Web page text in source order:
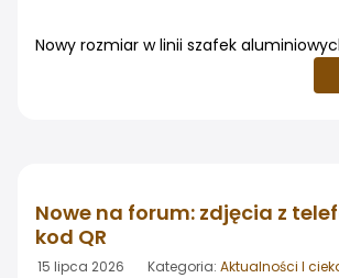
Nowy rozmiar w linii szafek
Do oferty szafek aluminiowych ROTALA
popularny rozmiar 60x40x80cm. To
Nowe na forum: zdjęcia z
kod QR
15 lipca 2026 Kategoria: Aktualności I